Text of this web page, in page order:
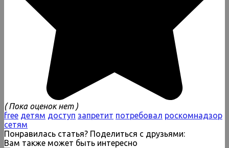
( Пока оценок нет )
free детям доступ запретит потребовал роскомнадзор
сетям
Понравилась статья? Поделиться с друзьями:
Вам также может быть интересно